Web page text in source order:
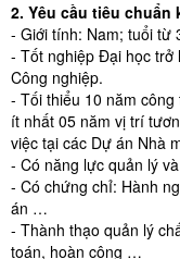
2. Yêu cầu tiêu chuẩn
- Giới tính: Nam; tuổi từ
- Tốt nghiệp Đại học trở
Công nghiệp.
- Tối thiểu 10 năm
ít nhất 05 năm vị trí
việc tại các Dự án Nhà
- Có năng lực quản lý
- Có chứng chỉ: Hành
án …
- Thành thạo quản lý
toán, hoàn công …